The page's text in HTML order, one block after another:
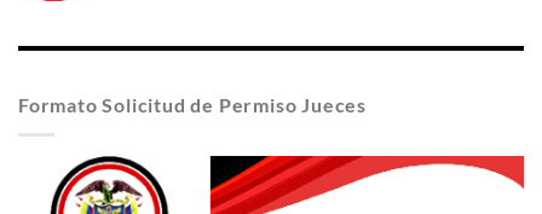
Formato Solicitud de Permiso Jueces